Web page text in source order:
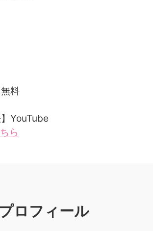
無料
】YouTube
ら
ロフィール